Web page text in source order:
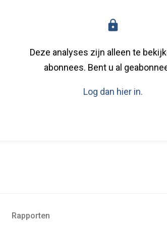
Deze analyses zijn alleen te
abonnees. Bent u al
Log dan hier in.
Rapporten